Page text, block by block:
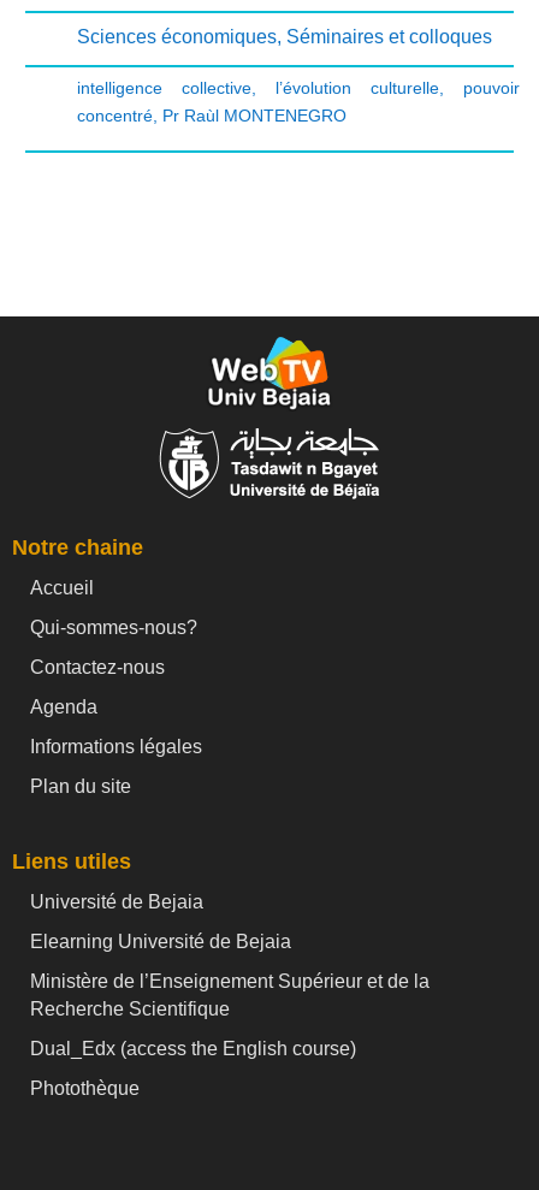
Sciences économiques, Séminaires et colloques
intelligence collective, l’évolution culturelle, pouvoir
concentré, Pr Raùl MONTENEGRO
Notre chaine
Accueil
Qui-sommes-nous?
Contactez-nous
Agenda
Informations légales
Plan du site
Liens utiles
Université de Bejaia
Elearning Université de Bejaia
Ministère de l’Enseignement Supérieur et de la
Recherche Scientifique
Dual_Edx (access the English course)
Photothèque